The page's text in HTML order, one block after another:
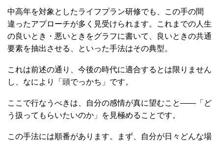
中高年を対象としたライフプラン研修でも、この手の間
違ったアプローチが多く見受けられます。これまでの人生
の良いとき・悪いときをグラフに書いて、良いときの共通
要素を抽出させる、といった手法はその典型。
これは前述の通り、今後の時代に適合するとは限りません
し、なにより「頭でっかち」です。
ここで行なうべきは、自分の感情が真に望むこと――「ど
う扱ってもらいたいのか」を見極めることです。
この手法には順番があります。まず、自分が日々どんな場